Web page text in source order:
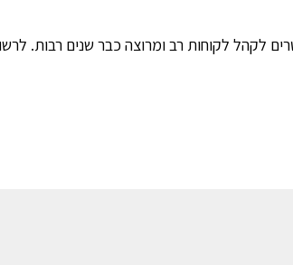
לקוחות רב ומרוצה כבר שנים רבות.